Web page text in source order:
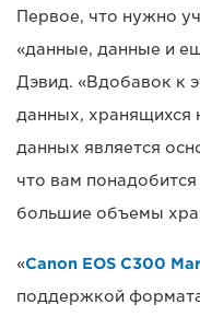
Первое, что нужно
«данные, данные и
Дэвид. «Вдобавок к
данных, хранящихся
данных является
что вам
большие объемы
«Canon EOS C300
поддержкой